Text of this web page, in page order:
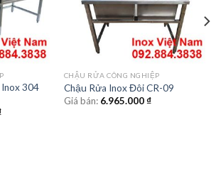
304
CHẬU RỬA CÔNG NGHIỆP
Chậu Rửa Inox Đôi CR-09
Giá bán: 6.965.000₫